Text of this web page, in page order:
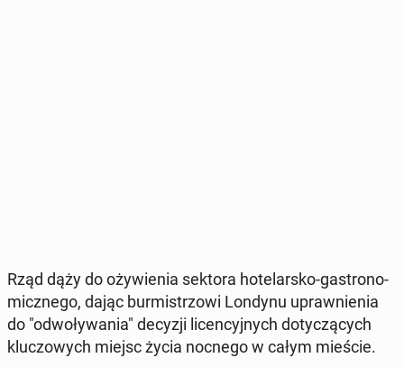
Rząd dąży do oży­wie­nia sektora ho­te­lar­sko-ga­stro­no­
micz­ne­go, dając bur­mi­strzo­wi Londynu upraw­nie­nia
do "od­wo­ły­wa­nia" decyzji li­cen­cyj­nych do­ty­czą­cych
klu­czo­wych miejsc życia nocnego w całym mieście.